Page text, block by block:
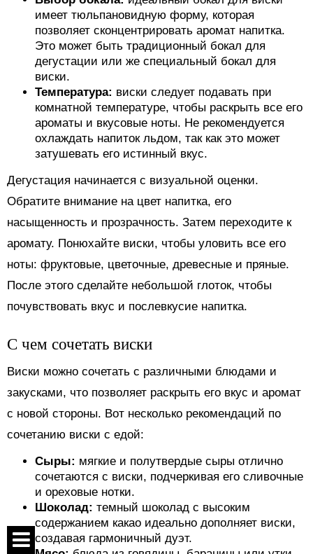
имеет тюльпановидную форму, которая
позволяет сконцентрировать аромат напитка.
Это может быть традиционный бокал для
дегустации или же специальный бокал для
виски.
Температура: виски следует подавать при
комнатной температуре, чтобы раскрыть все его
ароматы и вкусовые ноты. Не рекомендуется
охлаждать напиток льдом, так как это может
затушевать его истинный вкус.
Дегустация начинается с визуальной оценки.
Обратите внимание на цвет напитка, его
насыщенность и прозрачность. Затем переходите к
аромату. Понюхайте виски, чтобы уловить все его
ноты: фруктовые, цветочные, древесные и пряные.
После этого сделайте небольшой глоток, чтобы
почувствовать вкус и послевкусие напитка.
С чем сочетать виски
Виски можно сочетать с различными блюдами и
закусками, что позволяет раскрыть его вкус и аромат
с новой стороны. Вот несколько рекомендаций по
сочетанию виски с едой:
Сыры: мягкие и полутвердые сыры отлично
сочетаются с виски, подчеркивая его сливочные
и ореховые нотки.
Шоколад: темный шоколад с высоким
содержанием какао идеально дополняет виски,
создавая гармоничный дуэт.